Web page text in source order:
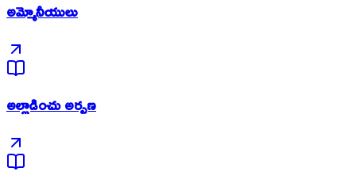
అమ్మోనీయులు
అల్లాడించు అర్పణ